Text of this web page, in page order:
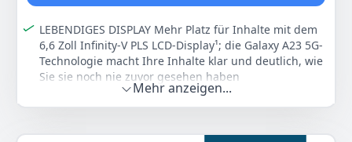
LEBENDIGES DISPLAY Mehr Platz für Inhalte mit dem
6,6 Zoll Infinity-V PLS LCD-Display¹; die Galaxy A23 5G-
Technologie macht Ihre Inhalte klar und deutlich, wie
Sie sie noch nie zuvor gesehen haben
Mehr anzeigen...